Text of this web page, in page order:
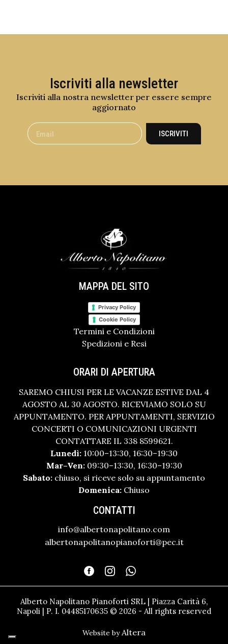
Iscriviti alla newsletter
Iscriviti alla nostra newsletter per essere sempre
aggiornato
ISCRIVITI
MAPPA DEL SITO
Privacy Policy
Cookie Policy
Termini e Condizioni
Spedizioni e Resi
ORARI DI APERTURA
SAREMO CHIUSI PER LE VACANZE ESTIVE DAL 4
AGOSTO AL 30 AGOSTO. RICEVIAMO SOLO SU
APPUNTAMENTO. PER APPUNTAMENTI, SERVIZIO
CONCERTI O COMUNICAZIONI URGENTI
CONTATTARE IL 338 8599621.
Lunedì: 10:00–13:30, 16:30–19:30
Mar–Ven:09:30–13:30, 16:30–19:30
Sabato: chiuso, si riceve solo su appuntamento
Domenica: Chiuso
CONTATTI
info@albertonapolitano.com
albertonapolitanopianoforti@pec.it
Alberto Napolitano Pianoforti SRL | Piazza Carità 6,
Napoli | P. I. 04485170635 © 2026 - All rights reserved
Website byAltera